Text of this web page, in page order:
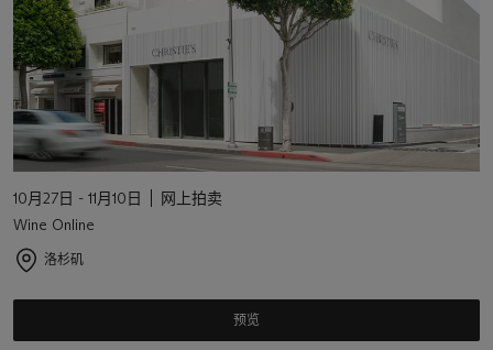
10月27日 - 11月10日
网上拍卖
Wine Online
洛杉矶
预览